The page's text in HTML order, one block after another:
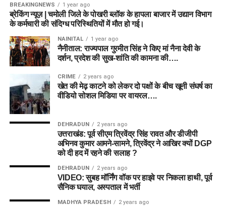
BREAKINGNEWS 1 year ago
ब्रेकिंग न्यूज़ | चमोली जिले के पोखरी ब्लॉक के हापला बाजार में उद्यान विभाग
के कर्मचारी की संदिग्ध परिस्थितियों में मौत हो गई।
NAINITAL 1 year ago
नैनीताल: राज्यपाल गुरमीत सिंह ने किए मां नैना देवी के
दर्शन, प्रदेश की सुख-शांति की कामना की….
CRIME 2 years ago
खेत की मेढ़ काटने को लेकर दो पक्षों के बीच खूनी संघर्ष का
वीडियो सोशल मिडिया पर वायरल….
DEHRADUN 2 years ago
उत्तराखंड: पूर्व सीएम त्रिवेंद्र सिंह रावत और डीजीपी
अभिनव कुमार आमने-सामने, त्रिवेंद्र ने आखिर क्यों DGP
को दी हद में रहने की सलाह ?
DEHRADUN 2 years ago
VIDEO: सुबह मॉर्निंग वॉक पर हाइवे पर निकला हाथी, पूर्व
सैनिक घयाल, अस्पताल में भर्ती
MADHYA PRADESH 2 years ago